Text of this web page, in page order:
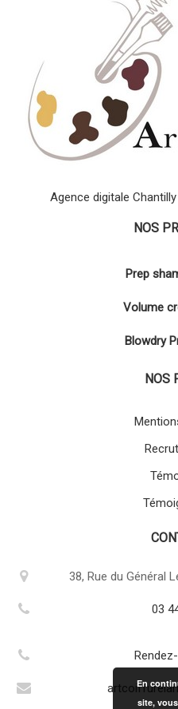
Agence digitale
NOS
Prep
Volume
Blowdry
NOS
38, Rue du Général
03
En
site,